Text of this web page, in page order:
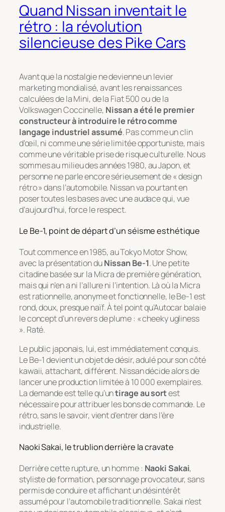
Quand Nissan inventait le
rétro : la révolution
silencieuse des Pike Cars
Avant que la nostalgie ne devienne un levier
marketing mondialisé, avant les renaissances
calculées de la Mini, de la Fiat 500 ou de la
Volkswagen Coccinelle, Nissan a été le premier
constructeur à introduire le rétro comme
langage industriel assumé. Pas comme un clin
d’œil, ni comme une série limitée opportuniste, mais
comme une véritable prise de risque culturelle. Nous
sommes au milieu des années 1980, au Japon, et
personne ne parle encore sérieusement de « design
rétro » dans l’automobile. Nissan va pourtant en
poser toutes les bases avec une audace qui, vue
d’aujourd’hui, force le respect.
Le Be-1, point de départ d’un séisme esthétique
Tout commence en 1985, au Tokyo Motor Show,
avec la présentation duNissan Be-1. Une petite
citadine basée sur la Micra de première génération,
mais qui n’en a ni l’allure ni l’intention. Là où la Micra
est rationnelle, anonyme et fonctionnelle, le Be-1 est
rond, doux, presque naïf. À tel point qu’Autocar balaie
le concept d’un revers de plume : « cheeky ugliness
». Raté.
Le public japonais, lui, est immédiatement conquis.
Le Be-1 devient un objet de désir, adulé pour son côté
kawaii, attachant, différent. Nissan décide alors de
lancer une production limitée à 10 000 exemplaires.
La demande est telle qu’untirage au sortest
nécessaire pour attribuer les bons de commande. Le
rétro, sans le savoir, vient d’entrer dans l’ère
industrielle.
Naoki Sakai, le trublion derrière la cravate
Derrière cette rupture, un homme : Naoki Sakai,
styliste de formation, personnage provocateur, sans
permis de conduire et affichant un désintérêt
assumé pour l’automobile traditionnelle. Sakai n’est